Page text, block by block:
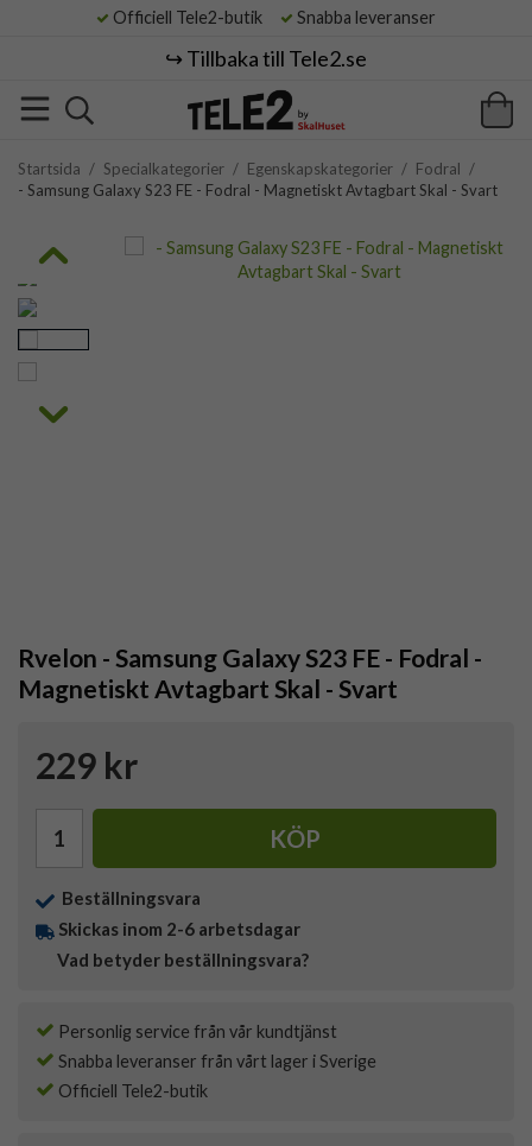
Officiell Tele2-butik Snabba leveranser
↪️ Tillbaka till Tele2.se
Startsida / Specialkategorier / Egenskapskategorier / Fodral /
- Samsung Galaxy S23 FE - Fodral - Magnetiskt Avtagbart Skal - Svart
Rvelon - Samsung Galaxy S23 FE - Fodral -
Magnetiskt Avtagbart Skal - Svart
229 kr
KÖP
Beställningsvara
Skickas inom 2-6 arbetsdagar
Vad betyder beställningsvara?
Personlig service från vår kundtjänst
Snabba leveranser från vårt lager i Sverige
Officiell Tele2-butik